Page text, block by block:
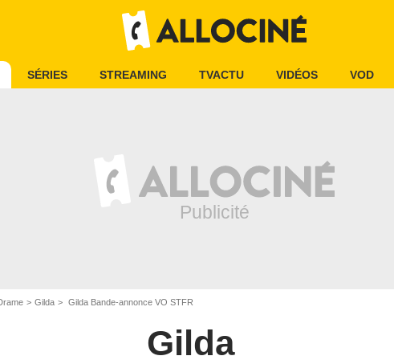
SÉRIES STREAMING TVACTU VIDÉOS VOD
Gilda Gilda Bande-annonce VO STFR
Gilda